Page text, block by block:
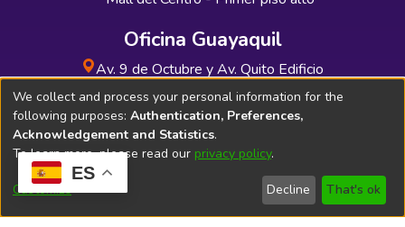
ES
Oficina Guayaquil
Av. 9 de Octubre y Av. Quito Edificio
INDUAUTO - Planta baja
Soporte Técnico Bibliolatino.com
We collect and process your personal information for the
following purposes: Authentication, Preferences,
Acknowledgement and Statistics.
To learn more, please read our privacy policy.
Customize Decline That's ok